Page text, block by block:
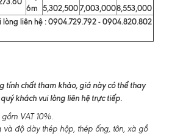
6m 5,302,5007,003,0008,553,000
liên hệ : 0904.729.792 - 0904.820.802
tính chất tham khảo, giá này có thể thay
khách vui lòng liên hệ trực tiếp.
VAT 10%.
độ dày thép hộp, thép ống, tôn, xà gồ